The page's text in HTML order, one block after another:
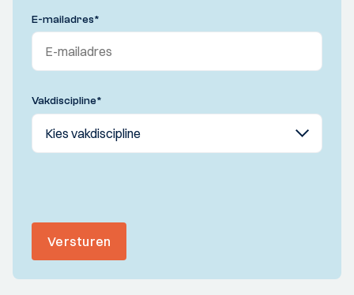
E-mailadres*
Vakdiscipline*
Versturen